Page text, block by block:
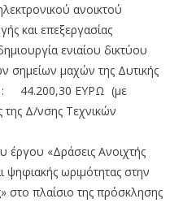
ανοικτού
και επεξεργασίας
ενιαίου δικτύου
σημείων μαχών της Δυτικής
: 44.200,30 ΕΥΡΩ (με
της Δ/νσης Τεχνικών
έργου «Δράσεις Ανοιχτής
ψηφιακής ωριμότητας στην
στο πλαίσιο της πρόσκλησης